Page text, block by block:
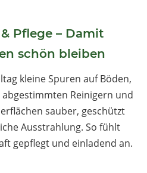
Pflege – Damit
schön bleiben
kleine Spuren auf Böden,
Reinigern und
sauber, geschützt
Ausstrahlung. So fühlt
gepflegt und einladend an.